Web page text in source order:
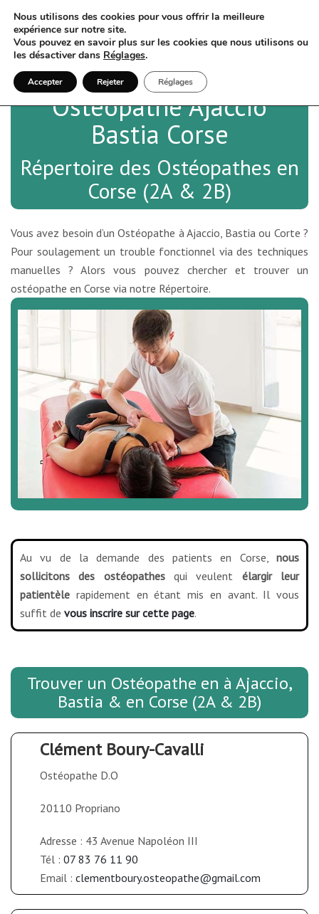
Ostéopathe Ajaccio
Bastia Corse
Répertoire des Ostéopathes en
Corse (2A & 2B)
Vous avez besoin d’un Ostéopathe à Ajaccio, Bastia ou Corte ?
Pour soulagement un trouble fonctionnel via des techniques
manuelles ? Alors vous pouvez chercher et trouver un
ostéopathe en Corse via notre Répertoire.
Au vu de la demande des patients en Corse, nous
sollicitons des ostéopathesqui veulent élargir leur
patientèle rapidement en étant mis en avant. Il vous
suffit de vous inscrire sur cette page.
Trouver un Ostéopathe en à Ajaccio,
Bastia & en Corse (2A & 2B)
Clément Boury-Cavalli
Ostéopathe D.O
20110 Propriano
Adresse : 43 Avenue Napoléon III
Tél : 07 83 76 11 90
Email : clementboury.osteopathe@gmail.com
Nous utilisons des cookies pour vous offrir la meilleure
expérience sur notre site.
Vous pouvez en savoir plus sur les cookies que nous utilisons ou
les désactiver dans Réglages.
Accepter Rejeter Réglages